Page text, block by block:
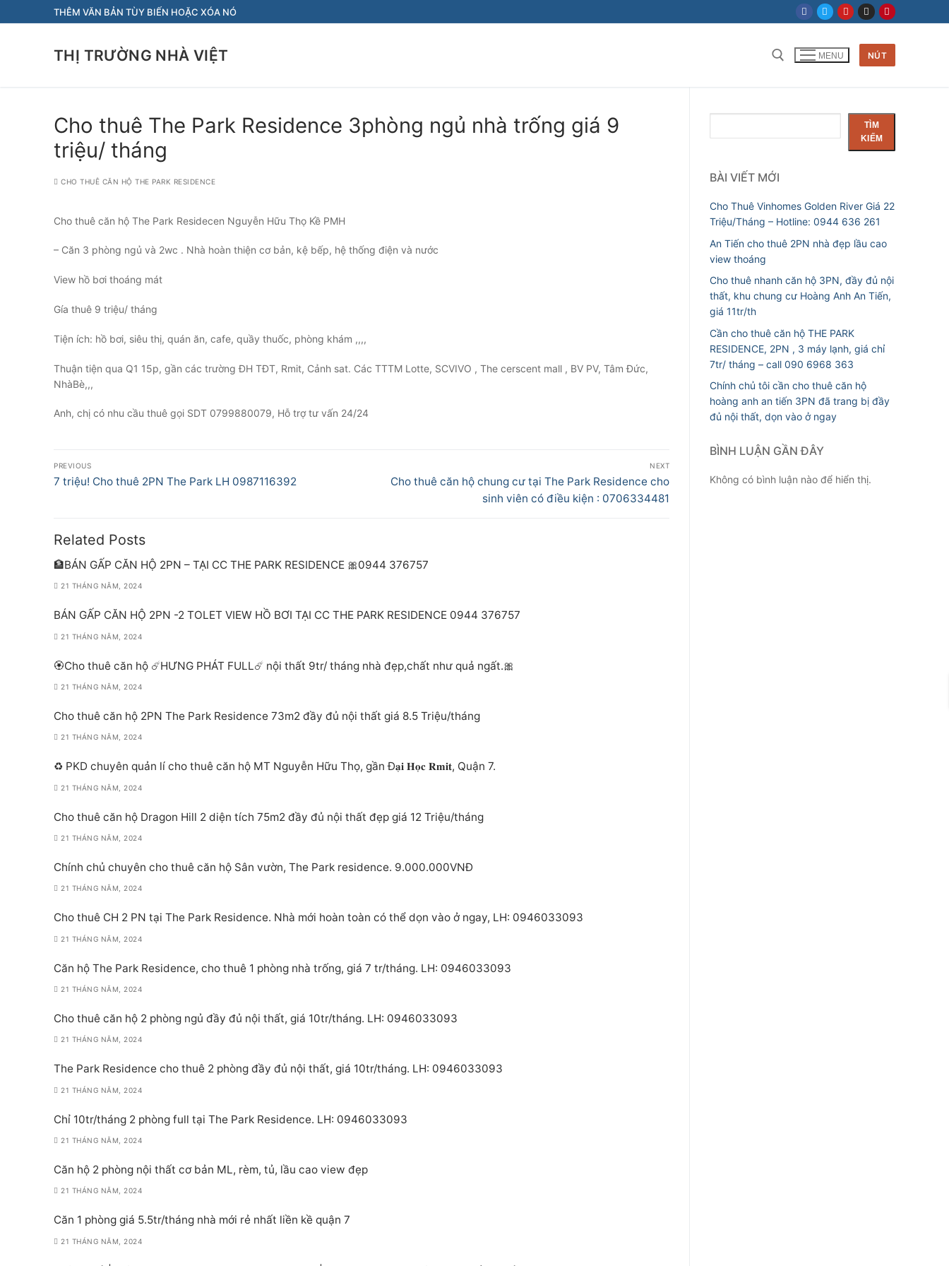
đến
THÊM VĂN BẢN TÙY BIẾN HOẶC XÓA NÓ
THỊ TRƯỜNG NHÀ VIỆT
Tìm kiếm cho:
MENU NÚT
Cho thuê The Park Residence 3phòng ngủ nhà trống giá 9
triệu/ tháng
CHO THUÊ CĂN HỘ THE PARK RESIDENCE
Cho thuê căn hộ The Park Residecen Nguyễn Hữu Thọ Kề PMH
– Căn 3 phòng ngủ và 2wc . Nhà hoàn thiện cơ bản, kệ bếp, hệ thống điện và nước
View hồ bơi thoáng mát
Gía thuê 9 triệu/ tháng
Tiện ích: hồ bơi, siêu thị, quán ăn, cafe, quầy thuốc, phòng khám ,,,,
Thuận tiện qua Q1 15p, gần các trường ĐH TĐT, Rmit, Cảnh sat. Các TTTM Lotte, SCVIVO , The cerscent mall , BV PV, Tâm Đức,
NhàBè,,,
Anh, chị có nhu cầu thuê gọi SDT 0799880079, Hỗ trợ tư vấn 24/24
Điều
hướng
viết
PREVIOUS
Previous
7 triệu! Cho thuê 2PN The Park LH 0987116392
NEXT
Next
Cho thuê căn hộ chung cư tại The Park Residence cho
sinh viên có điều kiện : 0706334481
Related Posts
🏦BÁN GẤP CĂN HỘ 2PN – TẠI CC THE PARK RESIDENCE 🎀0944 376757
21 THÁNG NĂM, 2024
BÁN GẤP CĂN HỘ 2PN -2 TOLET VIEW HỒ BƠI TẠI CC THE PARK RESIDENCE 0944 376757
21 THÁNG NĂM, 2024
🏵Cho thuê căn hộ ☄️HƯNG PHÁT FULL☄️ nội thất 9tr/ tháng nhà đẹp,chất như quả ngất.🎀
21 THÁNG NĂM, 2024
Cho thuê căn hộ 2PN The Park Residence 73m2 đầy đủ nội thất giá 8.5 Triệu/tháng
21 THÁNG NĂM, 2024
♻️ PKD chuyên quản lí cho thuê căn hộ MT Nguyễn Hữu Thọ, gần Đ𝐚̣𝐢 𝐇𝐨̣𝐜 𝐑𝐦𝐢𝐭, Quận 7.
21 THÁNG NĂM, 2024
Cho thuê căn hộ Dragon Hill 2 diện tích 75m2 đầy đủ nội thất đẹp giá 12 Triệu/tháng
21 THÁNG NĂM, 2024
Chính chủ chuyên cho thuê căn hộ Sân vườn, The Park residence. 9.000.000VNĐ
21 THÁNG NĂM, 2024
Cho thuê CH 2 PN tại The Park Residence. Nhà mới hoàn toàn có thể dọn vào ở ngay, LH: 0946033093
21 THÁNG NĂM, 2024
Căn hộ The Park Residence, cho thuê 1 phòng nhà trống, giá 7 tr/tháng. LH: 0946033093
21 THÁNG NĂM, 2024
Cho thuê căn hộ 2 phòng ngủ đầy đủ nội thất, giá 10tr/tháng. LH: 0946033093
21 THÁNG NĂM, 2024
The Park Residence cho thuê 2 phòng đầy đủ nội thất, giá 10tr/tháng. LH: 0946033093
21 THÁNG NĂM, 2024
Chỉ 10tr/tháng 2 phòng full tại The Park Residence. LH: 0946033093
21 THÁNG NĂM, 2024
Căn hộ 2 phòng nội thất cơ bản ML, rèm, tủ, lầu cao view đẹp
21 THÁNG NĂM, 2024
Căn 1 phòng giá 5.5tr/tháng nhà mới rẻ nhất liền kề quận 7
21 THÁNG NĂM, 2024
kiếm
TÌM
KIẾM
BÀI VIẾT MỚI
Cho Thuê Vinhomes Golden River Giá 22
Triệu/Tháng – Hotline: 0944 636 261
An Tiến cho thuê 2PN nhà đẹp lầu cao
view thoáng
Cho thuê nhanh căn hộ 3PN, đầy đủ nội
thất, khu chung cư Hoàng Anh An Tiến,
giá 11tr/th
Cần cho thuê căn hộ THE PARK
RESIDENCE, 2PN , 3 máy lạnh, giá chỉ
7tr/ tháng – call 090 6968 363
Chính chủ tôi cần cho thuê căn hộ
hoàng anh an tiến 3PN đã trang bị đầy
đủ nội thất, dọn vào ở ngay
BÌNH LUẬN GẦN ĐÂY
Không có bình luận nào để hiển thị.